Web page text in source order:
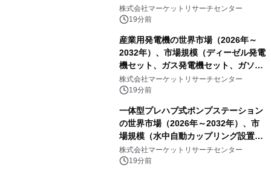
析レポートを発表
株式会社マーケットリサーチセンター
19分前
産業用発電機の世界市場（2026年～
2032年）、市場規模（ディーゼル発電
機セット、ガス発電機セット、ガソリ
ン発電機セット、風力タービン、太陽
光発電機セット、その他）・分析レポ
株式会社マーケットリサーチセンター
19分前
一体型プレハブ式ポンプステーション
の世界市場（2026年～2032年）、市
場規模（水中自動カップリング設置、
陸上設置）・分析レポートを発表
株式会社マーケットリサーチセンター
19分前